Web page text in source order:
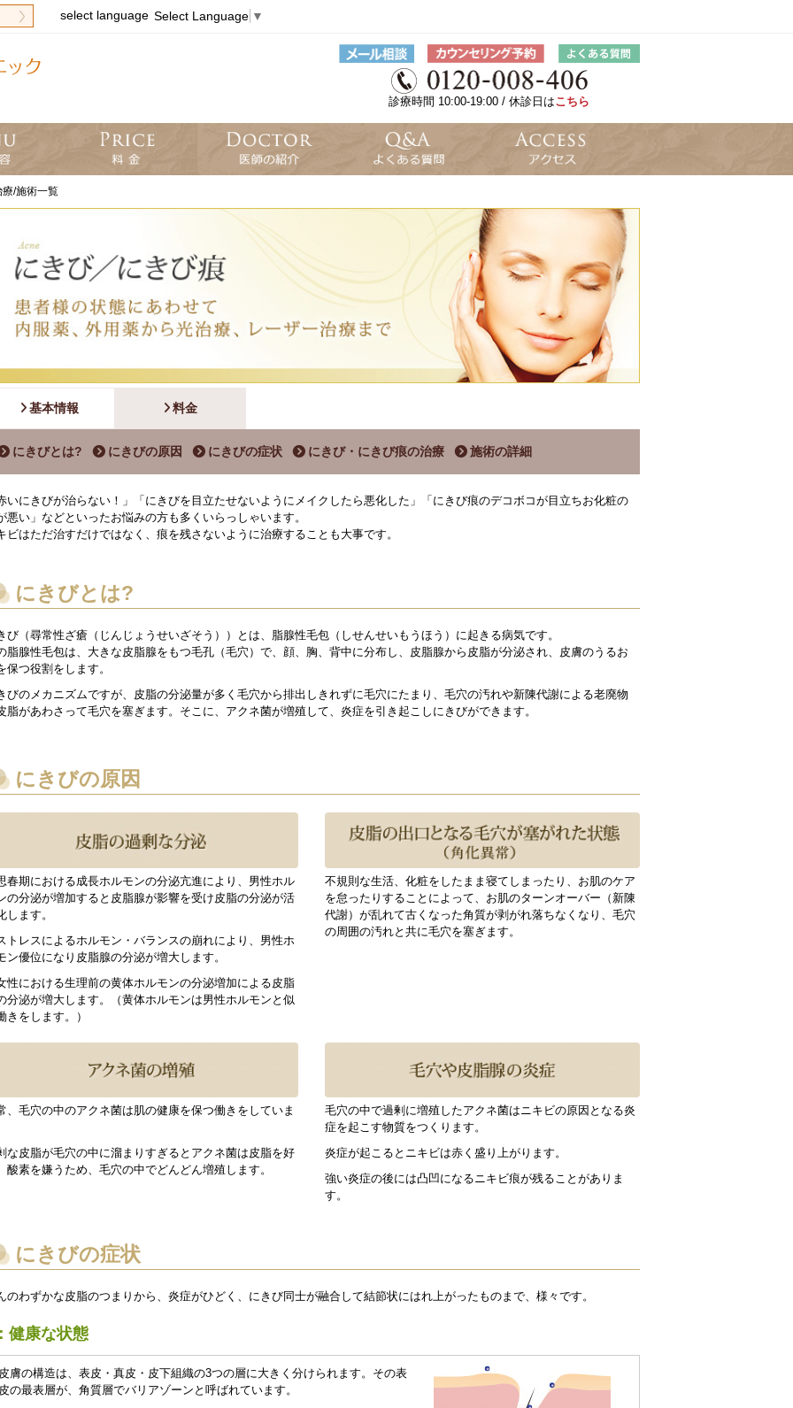
select language Select Language ▼
診療時間 10:00-19:00 / 休診日はこちら
/施術一覧
基本情報 料金
にきびとは? にきびの原因 にきびの症状 にきび・にきび痕の治療 施術の詳細
いにきびが治らない！」「にきびを目立たせないようにメイクしたら悪化した」「にきび痕のデコボコが目立ちお化粧の
悪い」などといったお悩みの方も多くいらっしゃいます。
ビはただ治すだけではなく、痕を残さないように治療することも大事です。
にきびとは?
び（尋常性ざ瘡（じんじょうせいざそう））とは、脂腺性毛包（しせんせいもうほう）に起きる病気です。
脂腺性毛包は、大きな皮脂腺をもつ毛孔（毛穴）で、顔、胸、背中に分布し、皮脂腺から皮脂が分泌され、皮膚のうるお
保つ役割をします。
びのメカニズムですが、皮脂の分泌量が多く毛穴から排出しきれずに毛穴にたまり、毛穴の汚れや新陳代謝による老廃物
脂があわさって毛穴を塞ぎます。そこに、アクネ菌が増殖して、炎症を引き起こしにきびができます。
にきびの原因
春期における成長ホルモンの分泌亢進により、男性ホル
の分泌が増加すると皮脂腺が影響を受け皮脂の分泌が活
します。
トレスによるホルモン・バランスの崩れにより、男性ホ
ン優位になり皮脂腺の分泌が増大します。
性における生理前の黄体ホルモンの分泌増加による皮脂
分泌が増大します。（黄体ホルモンは男性ホルモンと似
きをします。）
不規則な生活、化粧をしたまま寝てしまったり、お肌のケア
を怠ったりすることによって、お肌のターンオーバー（新陳
代謝）が乱れて古くなった角質が剥がれ落ちなくなり、毛穴
の周囲の汚れと共に毛穴を塞ぎます。
、毛穴の中のアクネ菌は肌の健康を保つ働きをしていま
な皮脂が毛穴の中に溜まりすぎるとアクネ菌は皮脂を好
酸素を嫌うため、毛穴の中でどんどん増殖します。
毛穴の中で過剰に増殖したアクネ菌はニキビの原因となる炎
症を起こす物質をつくります。
炎症が起こるとニキビは赤く盛り上がります。
強い炎症の後には凸凹になるニキビ痕が残ることがありま
す。
にきびの症状
のわずかな皮脂のつまりから、炎症がひどく、にきび同士が融合して結節状にはれ上がったものまで、様々です。
健康な状態
膚の構造は、表皮・真皮・皮下組織の3つの層に大きく分けられます。その表
の最表層が、角質層でバリアゾーンと呼ばれています。